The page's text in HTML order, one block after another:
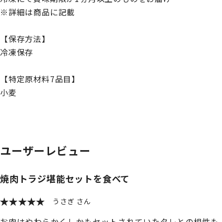
※詳細は商品に記載
【保存方法】
冷凍保存
【特定原材料7品目】
小麦
ユーザーレビュー
焼肉トラジ堪能セットを食べて
うさぎ